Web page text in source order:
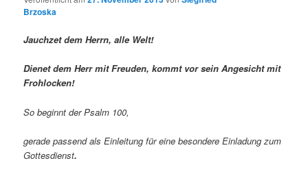
Brzoska
Jauchzet dem Herrn, alle Welt!
Dienet dem Herr mit Freuden, kommt vor sein Angesicht mit
Frohlocken!
So beginnt der Psalm 100,
gerade passend als Einleitung für eine besondere Einladung zum
Gottesdienst.